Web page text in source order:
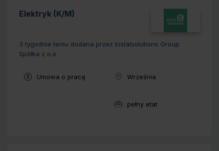
Elektryk (K/M)
3 tygodnie temu dodana przez Instalsolutions Group
Spółka z o.o.
Typ umowy:
Umowa o pracę Lokalizacja:
Września
Wymiar pracy:
pełny etat